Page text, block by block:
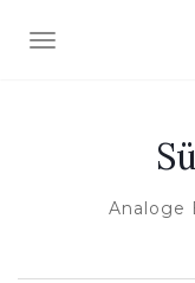
NAVIGATION
Analoge